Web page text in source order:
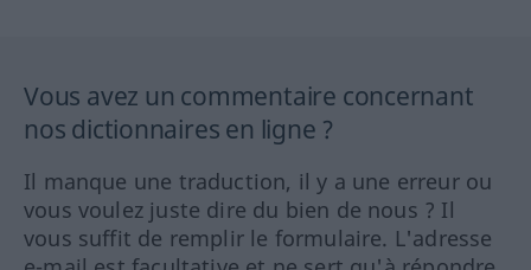
Vous avez un commentaire concernant
nos dictionnaires en ligne ?
Il manque une traduction, il y a une erreur ou
vous voulez juste dire du bien de nous ? Il
vous suffit de remplir le formulaire. L'adresse